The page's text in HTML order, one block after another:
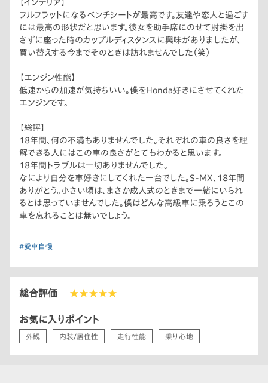
【インテリア】
フルフラットになるベンチシートが最高です。友達や恋人と過ごす
には最高の形状だと思います。彼女を助手席にのせて肘掛を出
さずに座った時のカップルディスタンスに興味がありましたが、
買い替えする今までそのときは訪れませんでした（笑）
【エンジン性能】
低速からの加速が気持ちいい。僕をHonda好きにさせてくれた
エンジンです。
【総評】
18年間、何の不満もありませんでした。それぞれの車の良さを理
解できる人にはこの車の良さがとてもわかると思います。
18年間トラブルは一切ありませんでした。
なにより自分を車好きにしてくれた一台でした。S-MX、18年間
ありがとう。小さい頃は、まさか成人式のときまで一緒にいられ
るとは思っていませんでした。僕はどんな高級車に乗ろうとこの
車を忘れることは無いでしょう。
#愛車自慢
総合評価 ★★★★★
お気に入りポイント
外観 内装/居住性 走行性能 乗り心地